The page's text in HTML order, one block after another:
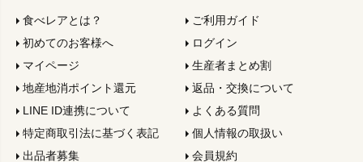
食べレアとは？
ご利用ガイド
初めてのお客様へ
ログイン
マイページ
生産者まとめ割
地産地消ポイント還元
返品・交換について
LINE ID連携について
よくある質問
特定商取引法に基づく表記
個人情報の取扱い
出品者募集
会員規約